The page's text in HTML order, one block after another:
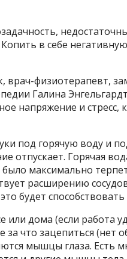
в себе
врач-физиотерапевт,
Галина
напряжение и
под горячую воду и
отпускает. Горячая
максимально
расширению
будет
или дома (если работа
за что зацепиться (нет
мышцы глаза. Есть